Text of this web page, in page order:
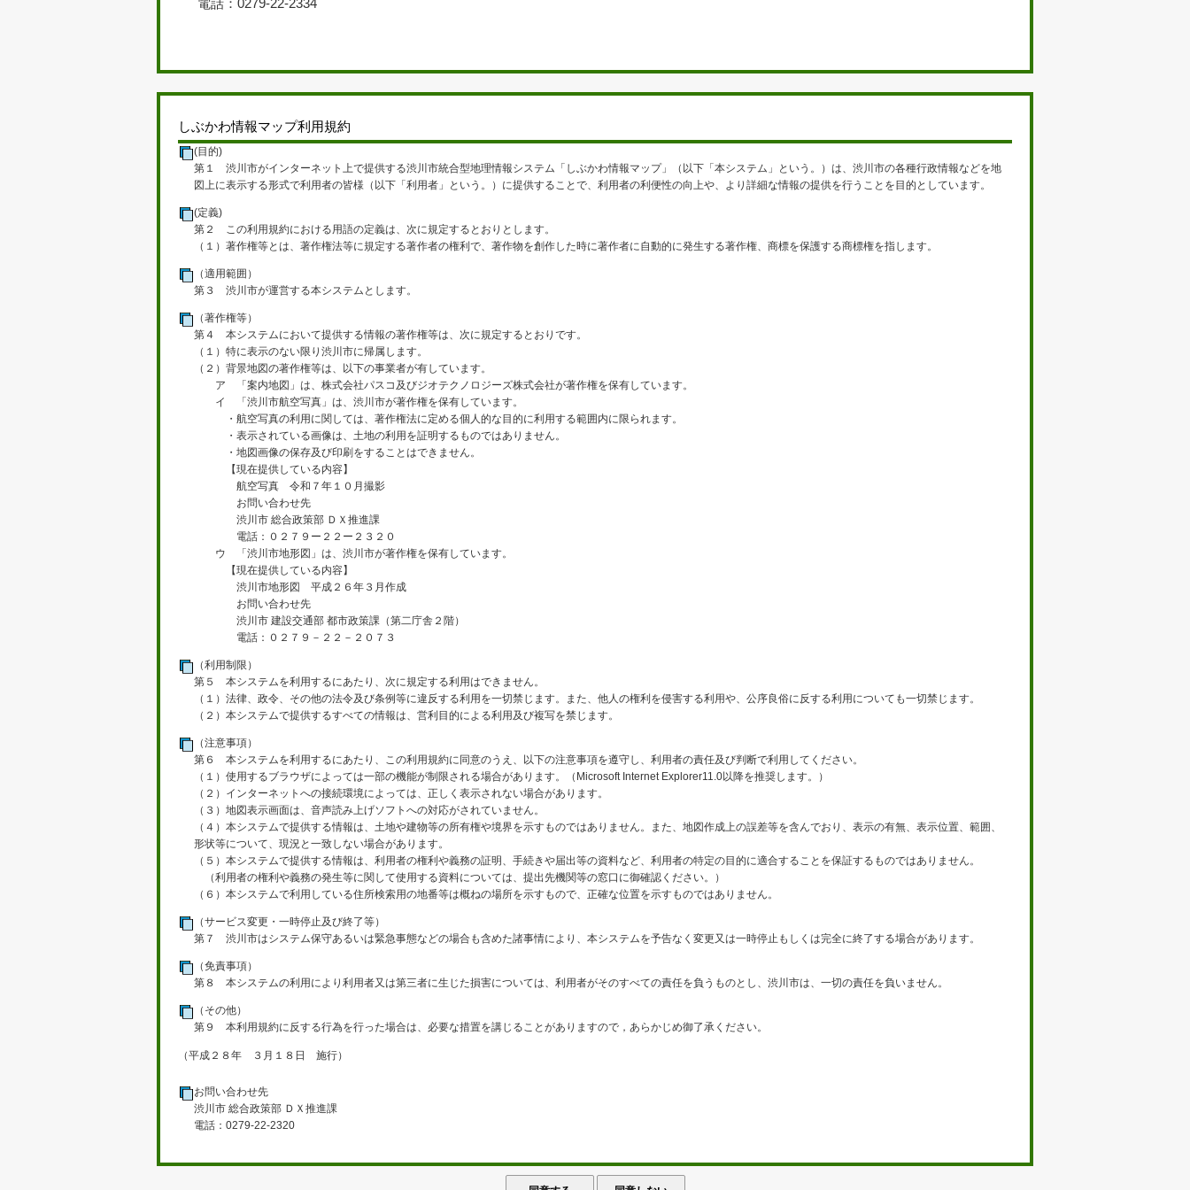
電話：0279-22-2334
しぶかわ情報マップ利用規約
(目的)
第１ 渋川市がインターネット上で提供する渋川市統合型地理情報システム「しぶかわ情報マップ」（以下「本システム」という。）は、渋川市の各種行政情報などを地
図上に表示する形式で利用者の皆様（以下「利用者」という。）に提供することで、利用者の利便性の向上や、より詳細な情報の提供を行うことを目的としています。
(定義)
第２ この利用規約における用語の定義は、次に規定するとおりとします。
（１）著作権等とは、著作権法等に規定する著作者の権利で、著作物を創作した時に著作者に自動的に発生する著作権、商標を保護する商標権を指します。
（適用範囲）
第３ 渋川市が運営する本システムとします。
（著作権等）
第４ 本システムにおいて提供する情報の著作権等は、次に規定するとおりです。
（１）特に表示のない限り渋川市に帰属します。
（２）背景地図の著作権等は、以下の事業者が有しています。
ア 「案内地図」は、株式会社パスコ及びジオテクノロジーズ株式会社が著作権を保有しています。
イ 「渋川市航空写真」は、渋川市が著作権を保有しています。
・航空写真の利用に関しては、著作権法に定める個人的な目的に利用する範囲内に限られます。
・表示されている画像は、土地の利用を証明するものではありません。
・地図画像の保存及び印刷をすることはできません。
【現在提供している内容】
航空写真 令和７年１０月撮影
お問い合わせ先
渋川市 総合政策部 ＤＸ推進課
電話：０２７９ー２２ー２３２０
ウ 「渋川市地形図」は、渋川市が著作権を保有しています。
【現在提供している内容】
渋川市地形図 平成２６年３月作成
お問い合わせ先
渋川市 建設交通部 都市政策課（第二庁舎２階）
電話：０２７９－２２－２０７３
（利用制限）
第５ 本システムを利用するにあたり、次に規定する利用はできません。
（１）法律、政令、その他の法令及び条例等に違反する利用を一切禁じます。また、他人の権利を侵害する利用や、公序良俗に反する利用についても一切禁じます。
（２）本システムで提供するすべての情報は、営利目的による利用及び複写を禁じます。
（注意事項）
第６ 本システムを利用するにあたり、この利用規約に同意のうえ、以下の注意事項を遵守し、利用者の責任及び判断で利用してください。
（１）使用するブラウザによっては一部の機能が制限される場合があります。（Microsoft Internet Explorer11.0以降を推奨します。）
（２）インターネットへの接続環境によっては、正しく表示されない場合があります。
（３）地図表示画面は、音声読み上げソフトへの対応がされていません。
（４）本システムで提供する情報は、土地や建物等の所有権や境界を示すものではありません。また、地図作成上の誤差等を含んでおり、表示の有無、表示位置、範囲、
形状等について、現況と一致しない場合があります。
（５）本システムで提供する情報は、利用者の権利や義務の証明、手続きや届出等の資料など、利用者の特定の目的に適合することを保証するものではありません。
（利用者の権利や義務の発生等に関して使用する資料については、提出先機関等の窓口に御確認ください。）
（６）本システムで利用している住所検索用の地番等は概ねの場所を示すもので、正確な位置を示すものではありません。
（サービス変更・一時停止及び終了等）
第７ 渋川市はシステム保守あるいは緊急事態などの場合も含めた諸事情により、本システムを予告なく変更又は一時停止もしくは完全に終了する場合があります。
（免責事項）
第８ 本システムの利用により利用者又は第三者に生じた損害については、利用者がそのすべての責任を負うものとし、渋川市は、一切の責任を負いません。
（その他）
第９ 本利用規約に反する行為を行った場合は、必要な措置を講じることがありますので，あらかじめ御了承ください。
（平成２８年 ３月１８日 施行）
お問い合わせ先
渋川市 総合政策部 ＤＸ推進課
電話：0279-22-2320